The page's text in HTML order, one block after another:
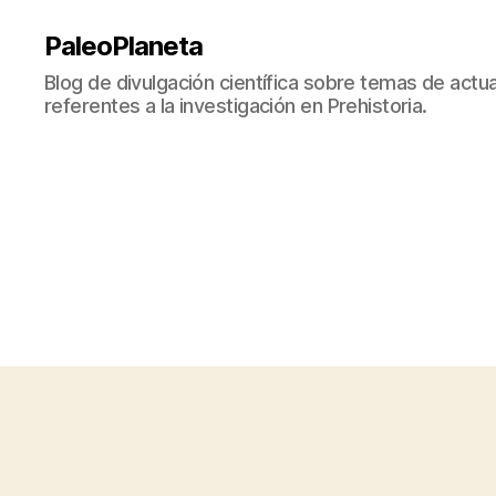
PaleoPlaneta
Blog de divulgación científica sobre temas de
referentes a la investigación en Prehistoria.